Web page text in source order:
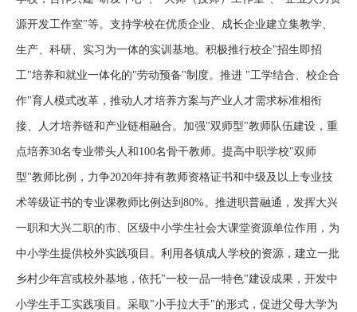
源开发工作室"等。支持学校在优质企业、成长企业建立集教学、
生产、科研、实习为一体的实训基地。积极推行校企"招生即招
工"培养和就业一体化的"劳动预备"制度。推进 "工学结合、校企合
作"育人模式改革，推动人才培养方案与产业人才需求标准相衔
接、人才培养链和产业链相融合。加强"双师型"教师队伍建设，重
点培养30名专业带头人和100名骨干教师。提高中职学校"双师
型"教师比例，力争2020年持有教师资格证书和中级及以上专业技
术等级证书的专业课教师比例达到80%。推进职普融通，发挥大兴
一职和大兴二职的市、区级中小学生社会大课堂资源单位作用，为
中小学生提供校外实践项目。利用各镇成人学校的资源，建立一批
乡村少年宫或校外基地，依托"一校一品一特色"建设成果，开发中
小学生手工实践项目。采取"小手拉大手"的形式，促进父母大学为